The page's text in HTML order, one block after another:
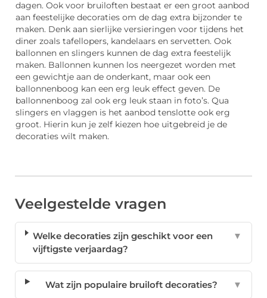
dagen. Ook voor bruiloften bestaat er een groot aanbod
aan feestelijke decoraties om de dag extra bijzonder te
maken. Denk aan sierlijke versieringen voor tijdens het
diner zoals tafellopers, kandelaars en servetten. Ook
ballonnen en slingers kunnen de dag extra feestelijk
maken. Ballonnen kunnen los neergezet worden met
een gewichtje aan de onderkant, maar ook een
ballonnenboog kan een erg leuk effect geven. De
ballonnenboog zal ook erg leuk staan in foto’s. Qua
slingers en vlaggen is het aanbod tenslotte ook erg
groot. Hierin kun je zelf kiezen hoe uitgebreid je de
decoraties wilt maken.
Veelgestelde vragen
Welke decoraties zijn geschikt voor een
vijftigste verjaardag?
▼
Wat zijn populaire bruiloft decoraties? ▼